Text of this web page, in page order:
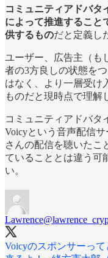
コミュニティアドバタ
によって推進すること
供するものだと定義し
ユーザー、広告主（も
者の3方良しの状態を
はなく、より一層受け
ものだと現時点で理解
コミュニティアドバタ
Voicyという音声配信
さんの配信を聴いたこ
ていることとは違う可
い。
Lawrence
Voicyのスポンサーっ